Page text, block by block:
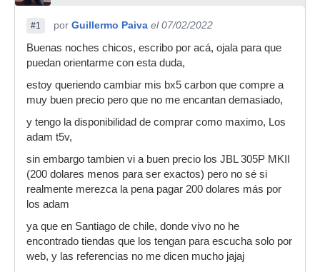
#1 por Guillermo Paiva el 07/02/2022
Buenas noches chicos, escribo por acá, ojala para que
puedan orientarme con esta duda,
estoy queriendo cambiar mis bx5 carbon que compre a
muy buen precio pero que no me encantan demasiado,
y tengo la disponibilidad de comprar como maximo, Los
adam t5v,
sin embargo tambien vi a buen precio los JBL 305P MKII
(200 dolares menos para ser exactos) pero no sé si
realmente merezca la pena pagar 200 dolares más por
los adam
ya que en Santiago de chile, donde vivo no he
encontrado tiendas que los tengan para escucha solo por
web, y las referencias no me dicen mucho jajaj